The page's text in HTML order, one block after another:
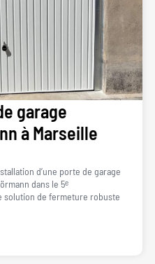
garage
à Marseille
d’une porte de garage
dans le 5ᵉ
solution de fermeture robuste